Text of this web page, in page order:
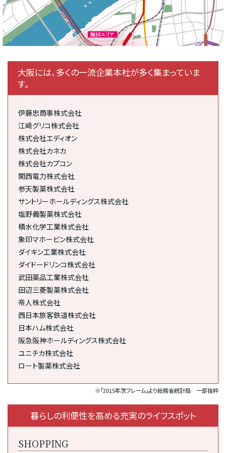
大阪には、多くの一流企業本社が多く集まっていま
す。
伊藤忠商事株式会社
江崎グリコ株式会社
株式会社エディオン
株式会社カネカ
株式会社カプコン
関西電力株式会社
参天製薬株式会社
サントリーホールディングス株式会社
塩野義製薬株式会社
積水化学工業株式会社
象印マホービン株式会社
ダイキン工業株式会社
ダイドードリンコ株式会社
武田薬品工業株式会社
田辺三菱製薬株式会社
帝人株式会社
西日本旅客鉄道株式会社
日本ハム株式会社
阪急阪神ホールディングス株式会社
ユニチカ株式会社
ロート製薬株式会社
※「2015年次フレーム」より総務省統計局 一部抜粋
暮らしの利便性を高める充実のライフスポット
SHOPPING